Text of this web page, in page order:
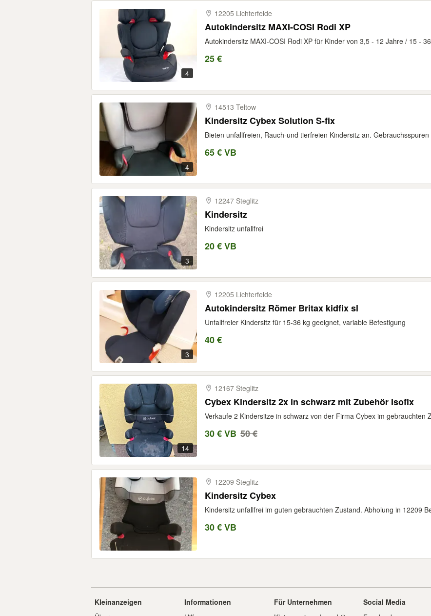
4
12205 Lichterfelde
Autokindersitz MAXI-COSI Rodi XP
Autokindersitz MAXI-COSI Rodi XP für Kinder von 3,5 - 12 Jahre / 15 -
25 €
4
14513 Teltow
Kindersitz Cybex Solution S-fix
Bieten unfallfreien, Rauch-und tierfreien Kindersitz an.
65 € VB
3
12247 Steglitz
Kindersitz
Kindersitz unfallfrei
20 € VB
3
12205 Lichterfelde
Autokindersitz Römer Britax kidfix sl
Unfallfreier Kindersitz für 15-36 kg geeignet, variable Befestigung
40 €
14
12167 Steglitz
Cybex Kindersitz 2x in schwarz mit Zubehör Isofix
Verkaufe 2 Kindersitze in schwarz von der Firma Cybex im gebrauchten
30 € VB 50 €
12209 Steglitz
Kindersitz Cybex
Kindersitz unfallfrei im guten gebrauchten Zustand. Abholung in 12209
30 € VB
Kleinanzeigen
Informationen
Für Unternehmen
Social Media